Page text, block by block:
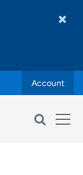
Account